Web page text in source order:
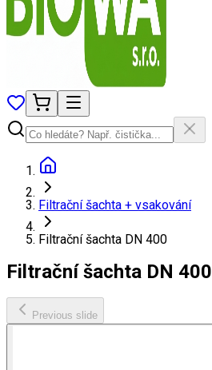
Filtrační šachta + vsakování
Filtrační šachta DN 400
Filtrační šachta DN 400
Previous slide